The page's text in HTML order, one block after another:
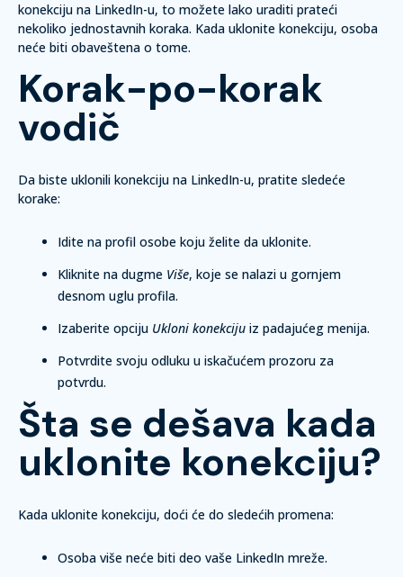
konekciju na LinkedIn-u, to možete lako uraditi prateći
nekoliko jednostavnih koraka. Kada uklonite konekciju, osoba
neće biti obaveštena o tome.
Korak-po-korak
vodič
Da biste uklonili konekciju na LinkedIn-u, pratite sledeće
korake:
Idite na profil osobe koju želite da uklonite.
Kliknite na dugme Više, koje se nalazi u gornjem
desnom uglu profila.
Izaberite opciju Ukloni konekciju iz padajućeg menija.
Potvrdite svoju odluku u iskačućem prozoru za
potvrdu.
Šta se dešava kada
uklonite konekciju?
Kada uklonite konekciju, doći će do sledećih promena:
Osoba više neće biti deo vaše LinkedIn mreže.